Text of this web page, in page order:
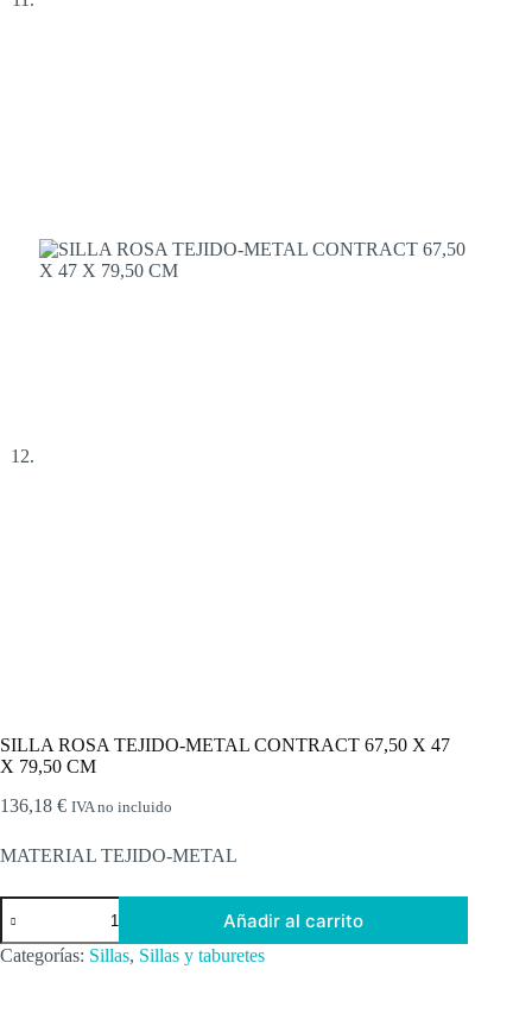
SILLA ROSA TEJIDO-METAL CONTRACT 67,50 X 47
X 79,50 CM
136,18 € IVA no incluido
MATERIAL TEJIDO-METAL
SILLA
ROSA
TEJIDO-
METAL
Añadir al carrito
Categorías: Sillas, Sillas y taburetes